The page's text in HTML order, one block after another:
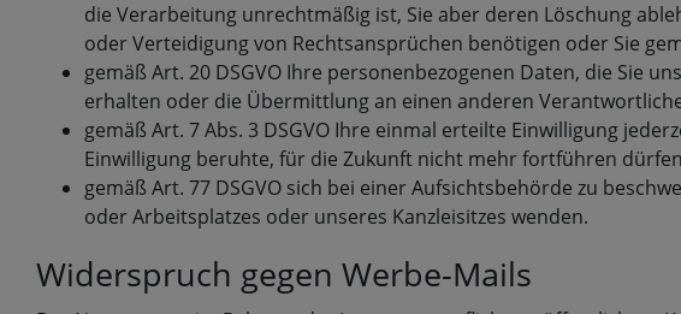
die Verarbeitung unrechtmäßig ist, Sie aber deren Löschung
oder Verteidigung von Rechtsansprüchen benötigen oder Sie
gemäß Art. 20 DSGVO Ihre personenbezogenen Daten, die Sie
erhalten oder die Übermittlung an einen anderen
gemäß Art. 7 Abs. 3 DSGVO Ihre einmal erteilte Einwilligung
Einwilligung beruhte, für die Zukunft nicht mehr fortführen
gemäß Art. 77 DSGVO sich bei einer Aufsichtsbehörde zu
oder Arbeitsplatzes oder unseres Kanzleisitzes wenden.
Widerspruch gegen Werbe-Mails